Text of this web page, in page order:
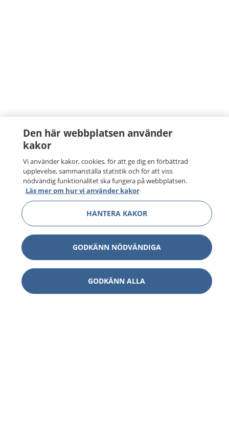
1177 tryggt om din hälsa och vård
Den här webbplatsen använder
kakor
Vi använder kakor, cookies, för att ge dig en förbättrad
upplevelse, sammanställa statistik och för att viss
nödvändig funktionalitet ska fungera på webbplatsen.
Läs mer om hur vi använder kakor
HANTERA KAKOR
GODKÄNN NÖDVÄNDIGA
GODKÄNN ALLA